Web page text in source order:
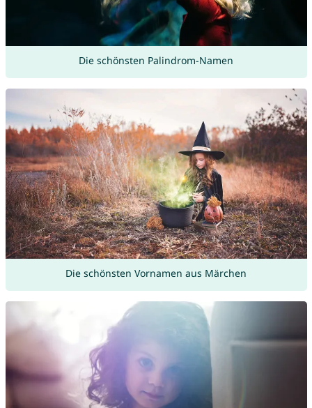
Die schönsten Palindrom-Namen
Die schönsten Vornamen aus Märchen